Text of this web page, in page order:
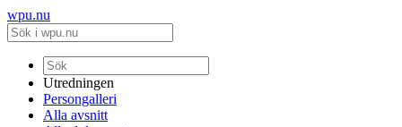
wpu.nu
Utredningen
Persongalleri
Alla avsnitt